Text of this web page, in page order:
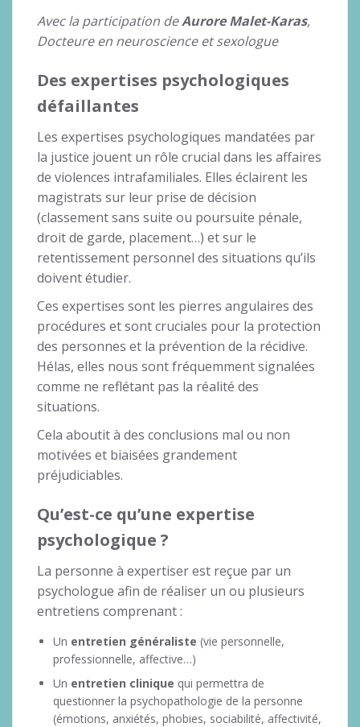
Avec la participation deAurore Malet-Karas,
Docteure en neuroscience et sexologue
Des expertises psychologiques
défaillantes
Les expertises psychologiques mandatées par
la justice jouent un rôle crucial dans les affaires
de violences intrafamiliales. Elles éclairent les
magistrats sur leur prise de décision
(classement sans suite ou poursuite pénale,
droit de garde, placement…) et sur le
retentissement personnel des situations qu’ils
doivent étudier.
Ces expertises sont les pierres angulaires des
procédures et sont cruciales pour la protection
des personnes et la prévention de la récidive.
Hélas, elles nous sont fréquemment signalées
comme ne reflétant pas la réalité des
situations.
Cela aboutit à des conclusions mal ou non
motivées et biaisées grandement
préjudiciables.
Qu’est-ce qu’une expertise
psychologique ?
La personne à expertiser est reçue par un
psychologue afin de réaliser un ou plusieurs
entretiens comprenant :
Un entretien généraliste (vie personnelle,
professionnelle, affective…)
Un entretien clinique qui permettra de
questionner la psychopathologie de la personne
(émotions, anxiétés, phobies, sociabilité, affectivité,